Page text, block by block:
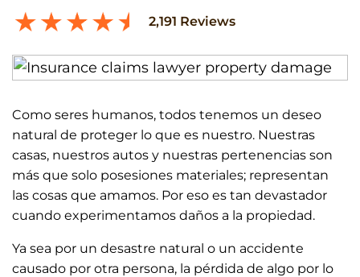
2,191 Reviews
Como seres humanos, todos tenemos un deseo
natural de proteger lo que es nuestro. Nuestras
casas, nuestros autos y nuestras pertenencias son
más que solo posesiones materiales; representan
las cosas que amamos. Por eso es tan devastador
cuando experimentamos daños a la propiedad.
Ya sea por un desastre natural o un accidente
causado por otra persona, la pérdida de algo por lo